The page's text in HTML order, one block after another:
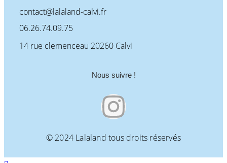
contact@lalaland-calvi.fr
06.26.74.09.75
14 rue clemenceau 20260 Calvi
Nous suivre !
© 2024 Lalaland tous droits réservés